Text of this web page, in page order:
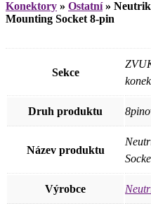
Konektory » Ostatní»
Mounting Socket 8-pin
Sekce
Druh produktu
Název produktu
Výrobce